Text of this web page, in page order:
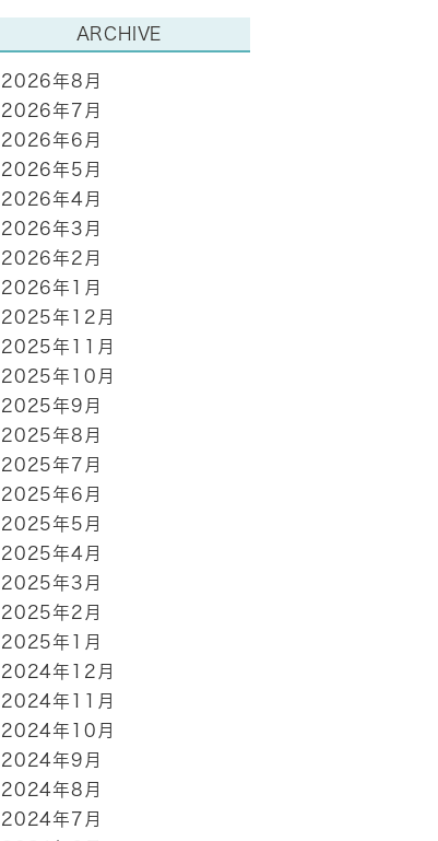
ARCHIVE
2026年8月
2026年7月
2026年6月
2026年5月
2026年4月
2026年3月
2026年2月
2026年1月
2025年12月
2025年11月
2025年10月
2025年9月
2025年8月
2025年7月
2025年6月
2025年5月
2025年4月
2025年3月
2025年2月
2025年1月
2024年12月
2024年11月
2024年10月
2024年9月
2024年8月
2024年7月